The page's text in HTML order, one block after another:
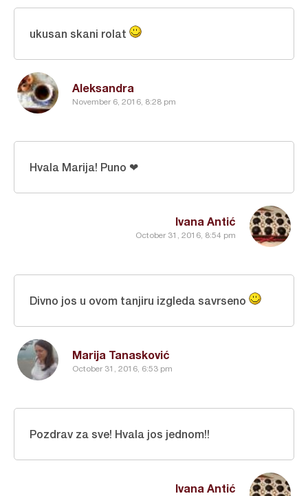
Aleksandra
November 6, 2016, 8:28 pm
ukusan skani rolat
Ivana Antić
October 31, 2016, 8:54 pm
Hvala Marija! Puno ❤
Marija Tanasković
October 31, 2016, 6:53 pm
Divno jos u ovom tanjiru izgleda savrseno
Ivana Antić
Pozdrav za sve! Hvala jos jednom!!